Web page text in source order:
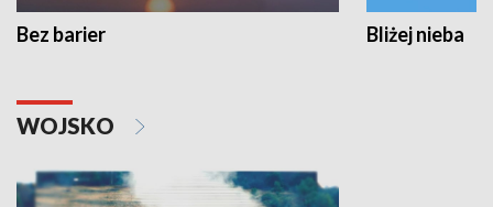
Bez barier Bliżej nieba
WOJSKO